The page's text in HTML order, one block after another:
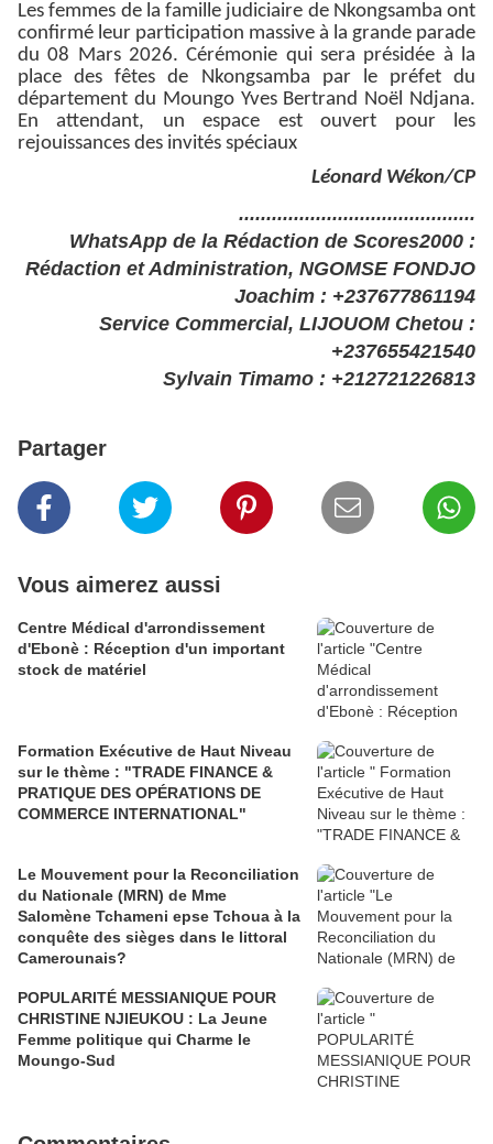
Les femmes de la famille judiciaire de Nkongsamba ont
confirmé leur participation massive à la grande parade
du 08 Mars 2026. Cérémonie qui sera présidée à la
place des fêtes de Nkongsamba par le préfet du
département du Moungo Yves Bertrand Noël Ndjana.
En attendant, un espace est ouvert pour les
rejouissances des invités spéciaux
Léonard Wékon/CP
...........................................
WhatsApp de la Rédaction de Scores2000 :
Rédaction et Administration, NGOMSE FONDJO
Joachim : +237677861194
Service Commercial, LIJOUOM Chetou :
+237655421540
Sylvain Timamo : +212721226813
Partager
Vous aimerez aussi
Centre Médical d'arrondissement
d'Ebonè : Réception d'un important
stock de matériel
Formation Exécutive de Haut Niveau
sur le thème : "TRADE FINANCE &
PRATIQUE DES OPÉRATIONS DE
COMMERCE INTERNATIONAL"
Le Mouvement pour la Reconciliation
du Nationale (MRN) de Mme
Salomène Tchameni epse Tchoua à la
conquête des sièges dans le littoral
Camerounais?
POPULARITÉ MESSIANIQUE POUR
CHRISTINE NJIEUKOU : La Jeune
Femme politique qui Charme le
Moungo-Sud